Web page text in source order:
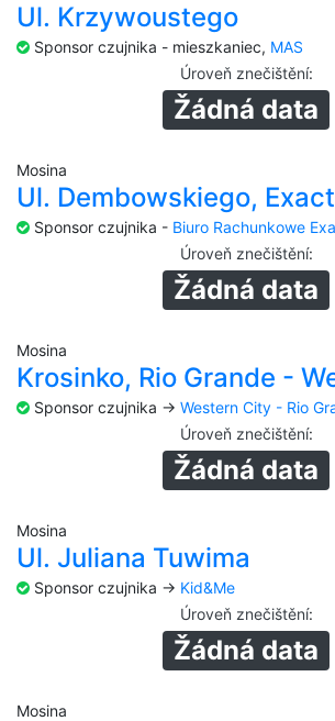
Ul. Krzywoustego
Sponsor czujnika - mieszkaniec, MAS
Úroveň znečištění:
Žádná data
Mosina
Ul. Dembowskiego,
Sponsor czujnika - Biuro Rachunkowe
Úroveň znečištění:
Žádná data
Mosina
Krosinko, Rio Grande -
Sponsor czujnika -> Western City - Rio
Úroveň znečištění:
Žádná data
Mosina
Ul. Juliana Tuwima
Sponsor czujnika -> Kid&Me
Úroveň znečištění:
Žádná data
Mosina